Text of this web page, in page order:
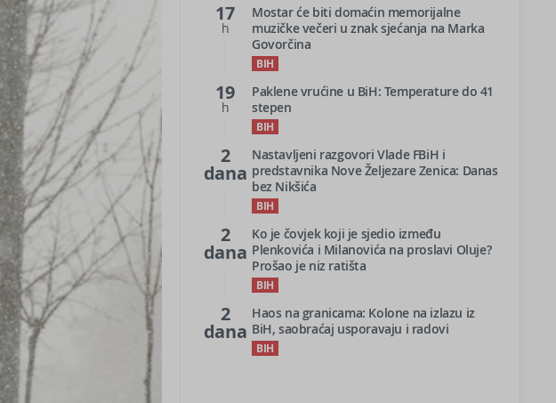
17
h
Mostar će biti domaćin memorijalne
muzičke večeri u znak sjećanja na Marka
Govorčina
BIH
19
h
Paklene vrućine u BiH: Temperature do 41
stepen
BIH
2
dana
Nastavljeni razgovori Vlade FBiH i
predstavnika Nove Željezare Zenica: Danas
bez Nikšića
BIH
2
dana
Ko je čovjek koji je sjedio između
Plenkovića i Milanovića na proslavi Oluje?
Prošao je niz ratišta
BIH
2
dana
Haos na granicama: Kolone na izlazu iz
BiH, saobraćaj usporavaju i radovi
BIH